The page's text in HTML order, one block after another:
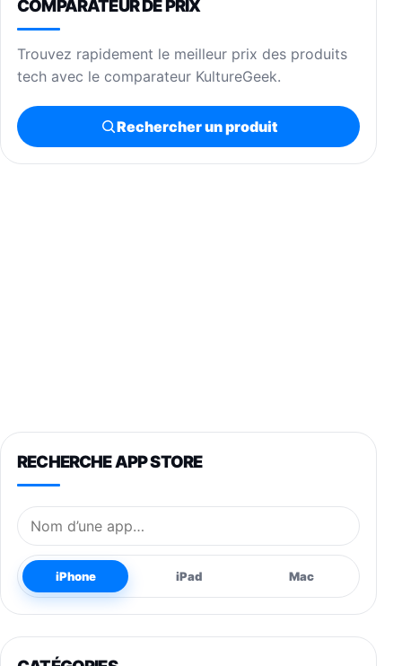
COMPARATEUR DE PRIX
Trouvez rapidement le meilleur prix des produits
tech avec le comparateur KultureGeek.
Rechercher un produit
RECHERCHE APP STORE
Nom de l’application
iPhone iPad Mac